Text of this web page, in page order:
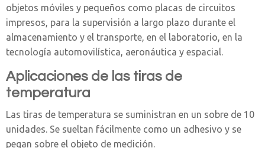
objetos móviles y pequeños como placas de circuitos
impresos, para la supervisión a largo plazo durante el
almacenamiento y el transporte, en el laboratorio, en la
tecnología automovilística, aeronáutica y espacial.
Aplicaciones de las tiras de
temperatura
Las tiras de temperatura se suministran en un sobre de 10
unidades. Se sueltan fácilmente como un adhesivo y se
pegan sobre el objeto de medición.